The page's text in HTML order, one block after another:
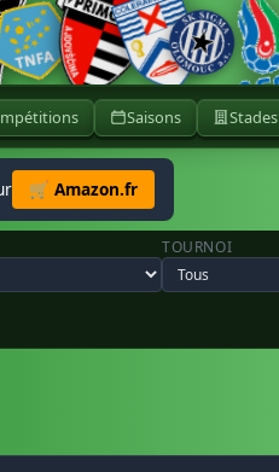
Saisons Stades
🛒 Amazon.fr
TOURNOI